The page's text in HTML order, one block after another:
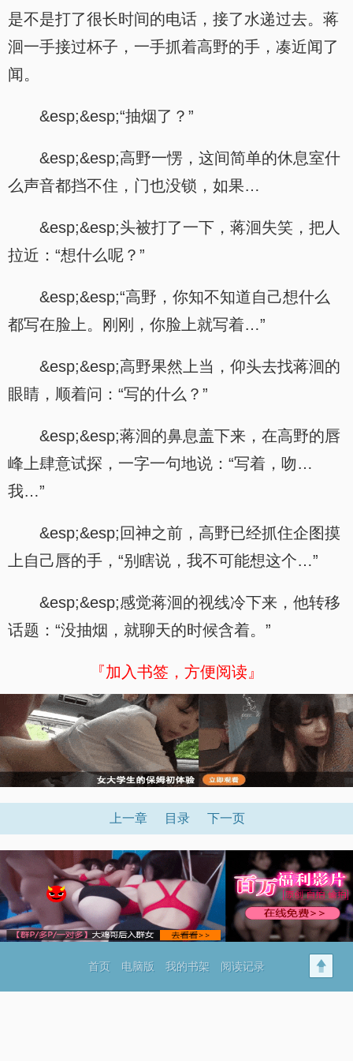
是不是打了很长时间的电话，接了水递过去。蒋
洄一手接过杯子，一手抓着高野的手，凑近闻了
闻。
&esp;&esp;“抽烟了？”
&esp;&esp;高野一愣，这间简单的休息室什
么声音都挡不住，门也没锁，如果…
&esp;&esp;头被打了一下，蒋洄失笑，把人
拉近：“想什么呢？”
&esp;&esp;“高野，你知不知道自己想什么
都写在脸上。刚刚，你脸上就写着…”
&esp;&esp;高野果然上当，仰头去找蒋洄的
眼睛，顺着问：“写的什么？”
&esp;&esp;蒋洄的鼻息盖下来，在高野的唇
峰上肆意试探，一字一句地说：“写着，吻…
我…”
&esp;&esp;回神之前，高野已经抓住企图摸
上自己唇的手，“别瞎说，我不可能想这个…”
&esp;&esp;感觉蒋洄的视线冷下来，他转移
话题：“没抽烟，就聊天的时候含着。”
『加入书签，方便阅读』
上一章 目录 下一页
首页 电脑版 我的书架 阅读记录